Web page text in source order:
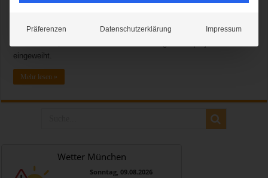
Landstützpunkt im Allgäuer Weicht nahe Buchloe wurde gestern im
Aufsichtsrätin und Moderatorin Nina Eichinger, Unterstützern,
eingeweiht.
Mehr lesen »
Wetter München
Sonntag, 09.08.2026
Präferenzen Datenschutzerklärung Impressum